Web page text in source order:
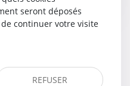
des circonstances
travail !
seront déposés
continuer votre visite
REFUSER